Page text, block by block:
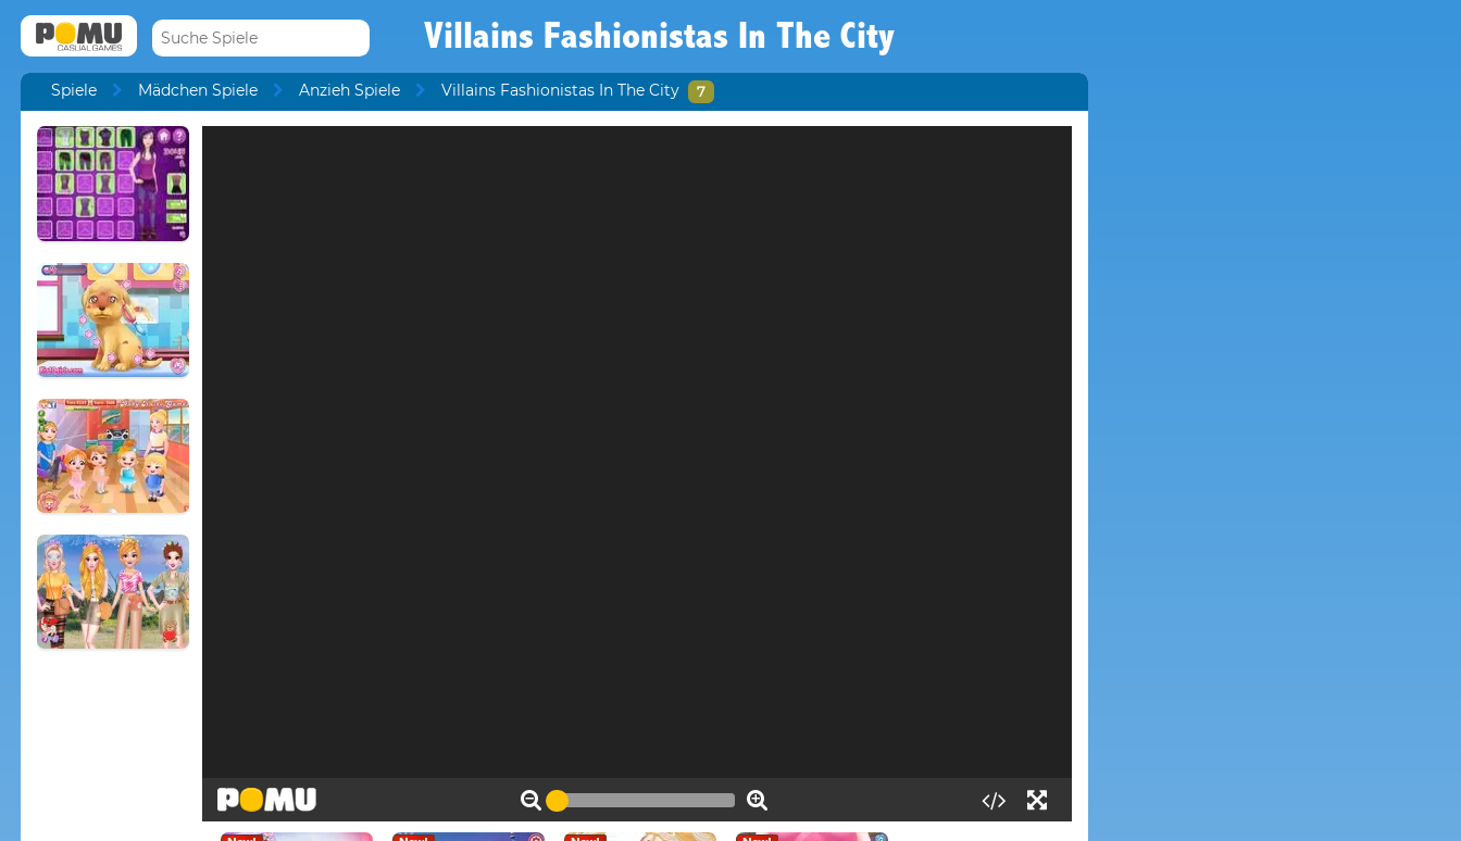
Villains Fashionistas In The City
Spiele Mädchen Spiele Anzieh Spiele Villains Fashionistas In The City 7